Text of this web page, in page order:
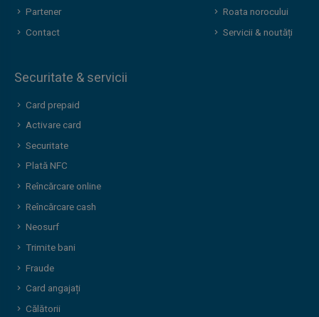
Partener
Contact
Roata norocului
Servicii & noutăți
Securitate & servicii
Card prepaid
Activare card
Securitate
Plată NFC
Reîncărcare online
Reîncărcare cash
Neosurf
Trimite bani
Fraude
Card angajați
Călătorii